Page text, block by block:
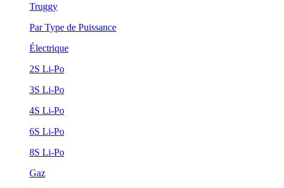
Truggy
Par Type de Puissance
Électrique
2S Li-Po
3S Li-Po
4S Li-Po
6S Li-Po
8S Li-Po
Gaz